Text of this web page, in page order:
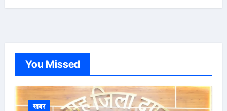
You Missed
खबर